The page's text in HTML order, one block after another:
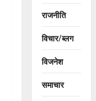
राजनीति
विचार/ब्लग
विजनेश
समाचार